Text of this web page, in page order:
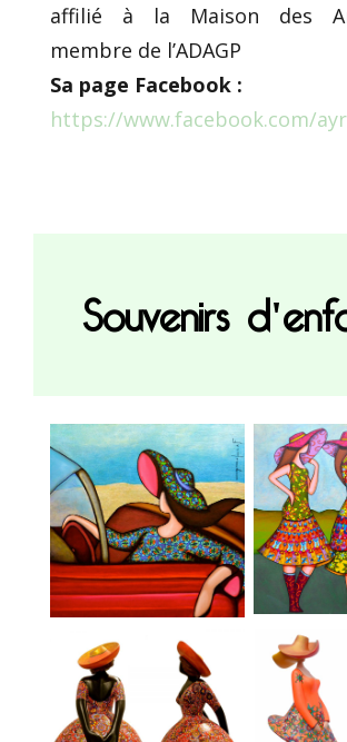
affilié à la Maison des
membre de l’ADAGP
Sa page Facebook :
https://www.facebook.com/
Souvenirs